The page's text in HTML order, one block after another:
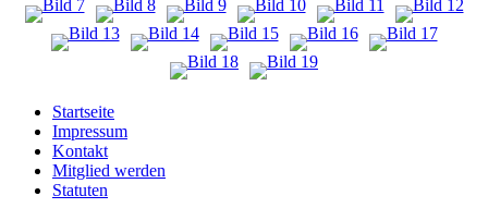
Startseite
Impressum
Kontakt
Mitglied werden
Statuten